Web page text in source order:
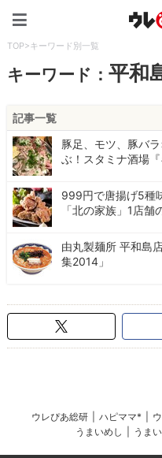
TOP>キーワード別一覧
キーワード：平和
記事一覧
豚足、モツ、豚バ
ぶ！スタミナ酒場
999円で唐揚げ5種
「北の家族」1店
由丸製麺所 平和島
集2014」
ウレぴあ総研 ハピママ*
うまいめし
うま